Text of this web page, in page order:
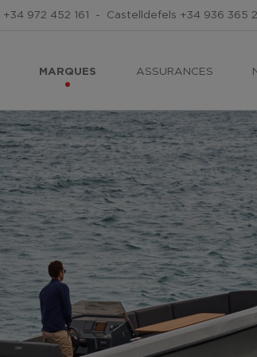
+34 972 452 161 - Castelldefels +34 936 365
MARQUES ASSURANCES